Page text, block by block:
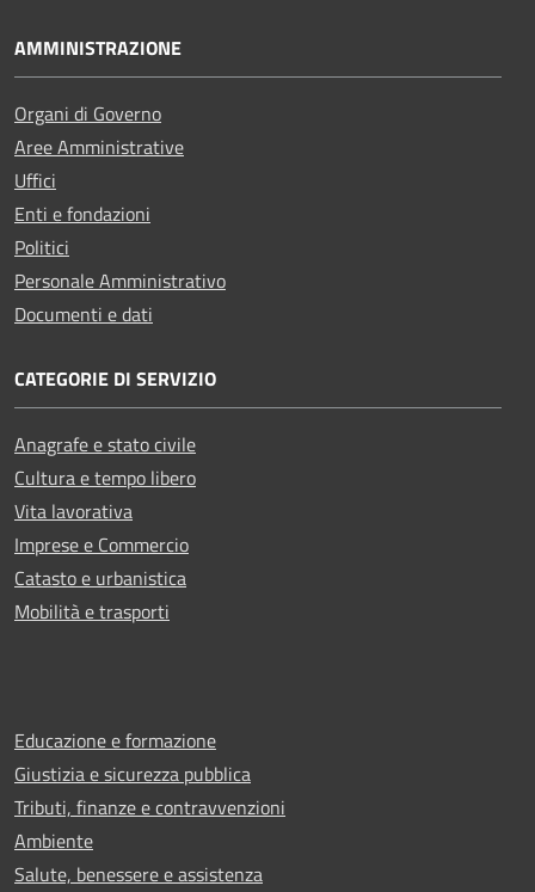
AMMINISTRAZIONE
Organi di Governo
Aree Amministrative
Uffici
Enti e fondazioni
Politici
Personale Amministrativo
Documenti e dati
CATEGORIE DI SERVIZIO
Anagrafe e stato civile
Cultura e tempo libero
Vita lavorativa
Imprese e Commercio
Catasto e urbanistica
Mobilità e trasporti
Educazione e formazione
Giustizia e sicurezza pubblica
Tributi, finanze e contravvenzioni
Ambiente
Salute, benessere e assistenza